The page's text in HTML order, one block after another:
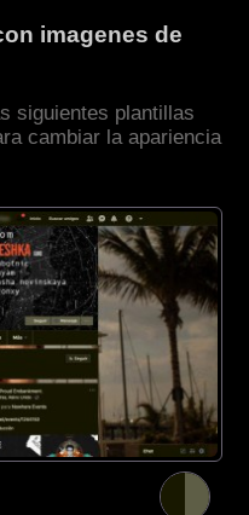
imagenes de
siguientes plantillas
cambiar la apariencia